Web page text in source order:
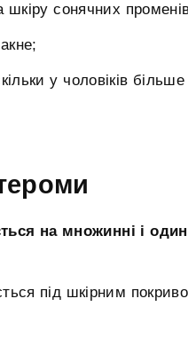
сонячних
у чоловіків
на множинні і
під шкірним